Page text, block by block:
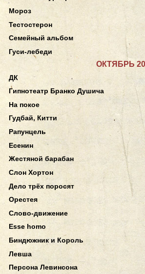
Мороз
Тестостерон
Семейный альбом
Гуси-лебеди
ОКТЯБРЬ
ДК
Гипнотеатр Бранко Душича
На покое
Гудбай, Китти
Рапунцель
Есенин
Жестяной барабан
Слон Хортон
Дело трёх поросят
Орестея
Слово-движение
Esse homo
Биндюжник и Король
Левша
Персона Левинсона